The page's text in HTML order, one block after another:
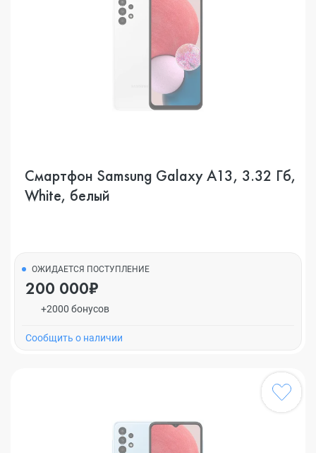
Смартфон Samsung Galaxy A13, 3.32 Гб,
White, белый
ОЖИДАЕТСЯ ПОСТУПЛЕНИЕ
200 000₽
+2000 бонусов
Cообщить о наличии